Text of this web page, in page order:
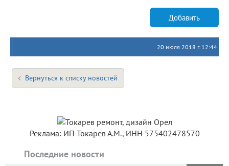
Добавить
20 июля 2018 г. 12:44
Вернуться к списку новостей
Реклама: ИП Токарев А.М., ИНН 575402478570
Последние новости